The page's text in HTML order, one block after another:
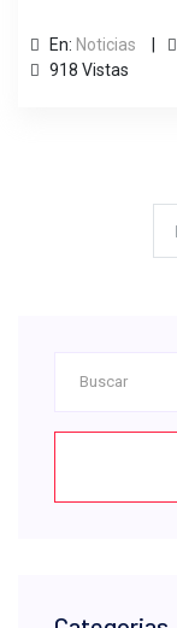
En: Noticias
918 Vistas